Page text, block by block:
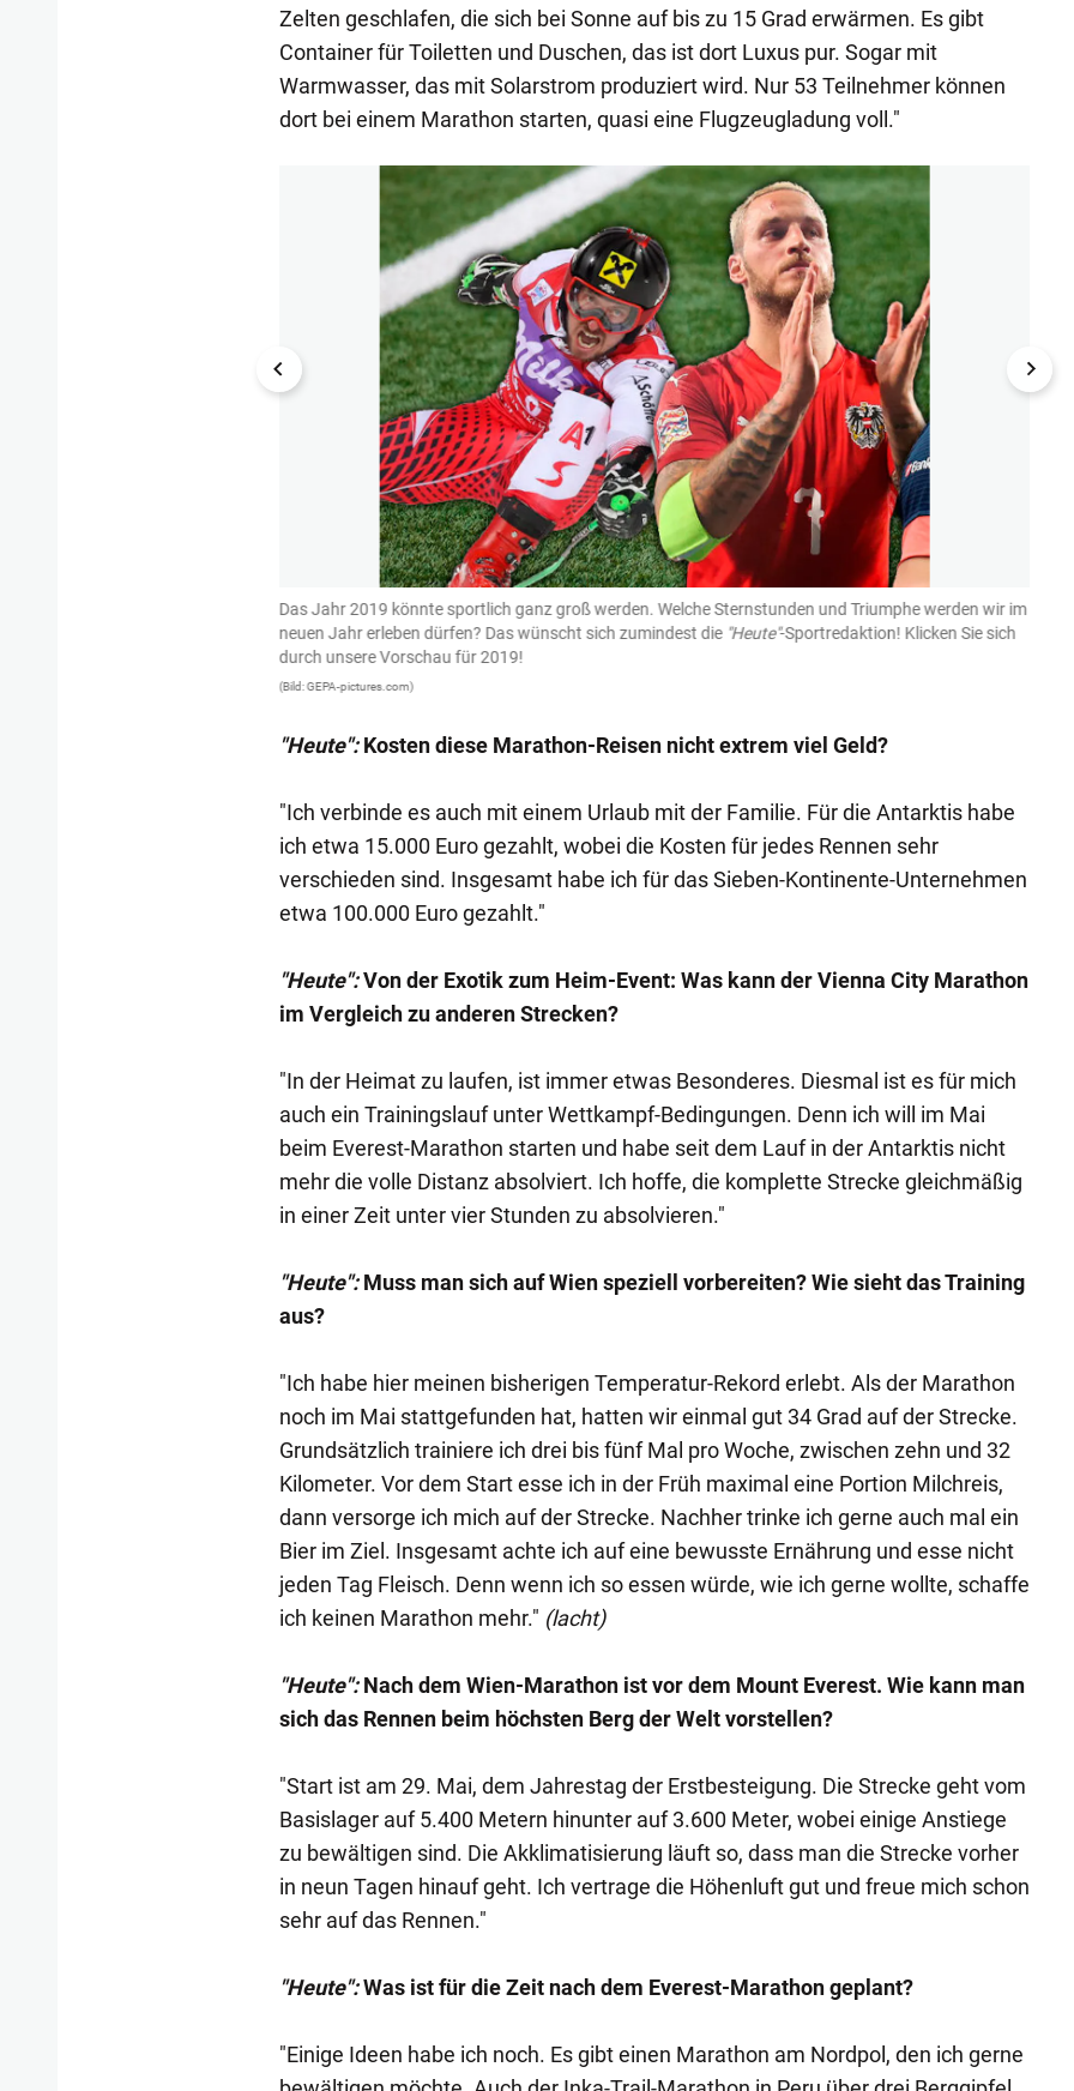
Zelten geschlafen, die sich bei Sonne auf bis zu 15 Grad erwärmen. Es gibt
Container für Toiletten und Duschen, das ist dort Luxus pur. Sogar mit
Warmwasser, das mit Solarstrom produziert wird. Nur 53 Teilnehmer können
dort bei einem Marathon starten, quasi eine Flugzeugladung voll."
1/12
Das Jahr 2019 könnte sportlich ganz groß werden. Welche Sternstunden und Triumphe werden wir im
neuen Jahr erleben dürfen? Das wünscht sich zumindest die "Heute"-Sportredaktion! Klicken Sie sich
durch unsere Vorschau für 2019!
(Bild: GEPA-pictures.com)
"Heute":Kosten diese Marathon-Reisen nicht extrem viel Geld?
"Ich verbinde es auch mit einem Urlaub mit der Familie. Für die Antarktis habe
ich etwa 15.000 Euro gezahlt, wobei die Kosten für jedes Rennen sehr
verschieden sind. Insgesamt habe ich für das Sieben-Kontinente-Unternehmen
etwa 100.000 Euro gezahlt."
"Heute":Von der Exotik zum Heim-Event: Was kann der Vienna City Marathon
im Vergleich zu anderen Strecken?
"In der Heimat zu laufen, ist immer etwas Besonderes. Diesmal ist es für mich
auch ein Trainingslauf unter Wettkampf-Bedingungen. Denn ich will im Mai
beim Everest-Marathon starten und habe seit dem Lauf in der Antarktis nicht
mehr die volle Distanz absolviert. Ich hoffe, die komplette Strecke gleichmäßig
in einer Zeit unter vier Stunden zu absolvieren."
"Heute":Muss man sich auf Wien speziell vorbereiten? Wie sieht das Training
aus?
"Ich habe hier meinen bisherigen Temperatur-Rekord erlebt. Als der Marathon
noch im Mai stattgefunden hat, hatten wir einmal gut 34 Grad auf der Strecke.
Grundsätzlich trainiere ich drei bis fünf Mal pro Woche, zwischen zehn und 32
Kilometer. Vor dem Start esse ich in der Früh maximal eine Portion Milchreis,
dann versorge ich mich auf der Strecke. Nachher trinke ich gerne auch mal ein
Bier im Ziel. Insgesamt achte ich auf eine bewusste Ernährung und esse nicht
jeden Tag Fleisch. Denn wenn ich so essen würde, wie ich gerne wollte, schaffe
ich keinen Marathon mehr." (lacht)
"Heute":Nach dem Wien-Marathon ist vor dem Mount Everest. Wie kann man
sich das Rennen beim höchsten Berg der Welt vorstellen?
"Start ist am 29. Mai, dem Jahrestag der Erstbesteigung. Die Strecke geht vom
Basislager auf 5.400 Metern hinunter auf 3.600 Meter, wobei einige Anstiege
zu bewältigen sind. Die Akklimatisierung läuft so, dass man die Strecke vorher
in neun Tagen hinauf geht. Ich vertrage die Höhenluft gut und freue mich schon
sehr auf das Rennen."
"Heute":Was ist für die Zeit nach dem Everest-Marathon geplant?
"Einige Ideen habe ich noch. Es gibt einen Marathon am Nordpol, den ich gerne